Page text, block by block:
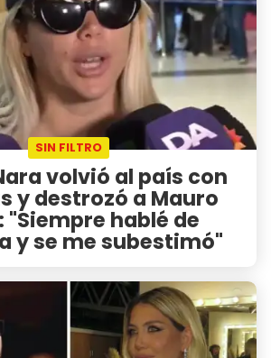
SIN FILTRO
volvió al país con
y destrozó a Mauro
"Siempre hablé de
y se me subestimó"